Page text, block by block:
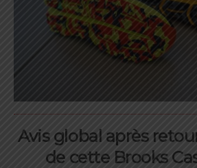
Avis global après
de cette Brooks